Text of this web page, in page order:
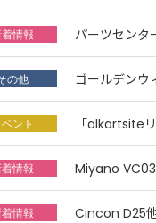
パーツセンタ
ゴールデンウ
「alkartsite
Miyano VC03
Cincon D25